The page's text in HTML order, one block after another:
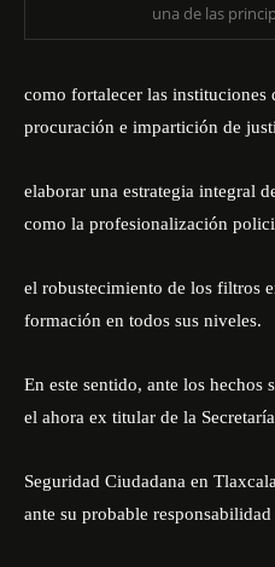
una de las
como fortalecer las
procuración e impartición de
elaborar una estrategia integral
como la profesionalización
el robustecimiento de los filtros
formación en todos sus niveles.
En este sentido, ante los hechos
el ahora ex titular de la
Seguridad Ciudadana en
ante su probable responsabilidad